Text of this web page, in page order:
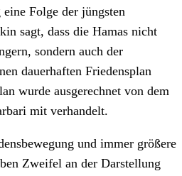
Folge der jüngsten
sagt, dass die Hamas nicht
sondern auch der
dauerhaften Friedensplan
wurde ausgerechnet von dem
mit verhandelt.
und immer größere
Zweifel an der Darstellung